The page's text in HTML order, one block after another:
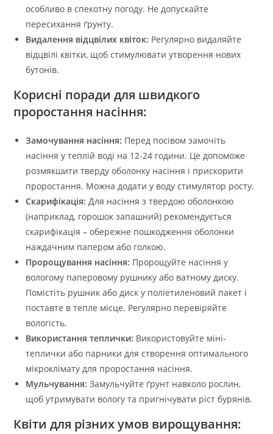
особливо в спекотну погоду. Не допускайте
пересихання ґрунту.
Видалення відцвілих квіток: Регулярно видаляйте
відцвілі квітки, щоб стимулювати утворення нових
бутонів.
Корисні поради для швидкого
проростання насіння:
Замочування насіння: Перед посівом замочіть
насіння у теплій воді на 12-24 години. Це допоможе
розмякшити тверду оболонку насіння і прискорити
проростання. Можна додати у воду стимулятор росту.
Скарифікація: Для насіння з твердою оболонкою
(наприклад, горошок запашний) рекомендується
скарифікація – обережне пошкодження оболонки
наждачним папером або голкою.
Пророщування насіння: Пророщуйте насіння у
вологому паперовому рушнику або ватному диску.
Помістіть рушник або диск у поліетиленовий пакет і
поставте в тепле місце. Регулярно перевіряйте
вологість.
Використання теплички: Використовуйте міні-
теплички або парники для створення оптимального
мікроклімату для проростання насіння.
Мульчування: Замульчуйте ґрунт навколо рослин,
щоб утримувати вологу та пригнічувати ріст бурянів.
Квіти для різних умов вирощування: